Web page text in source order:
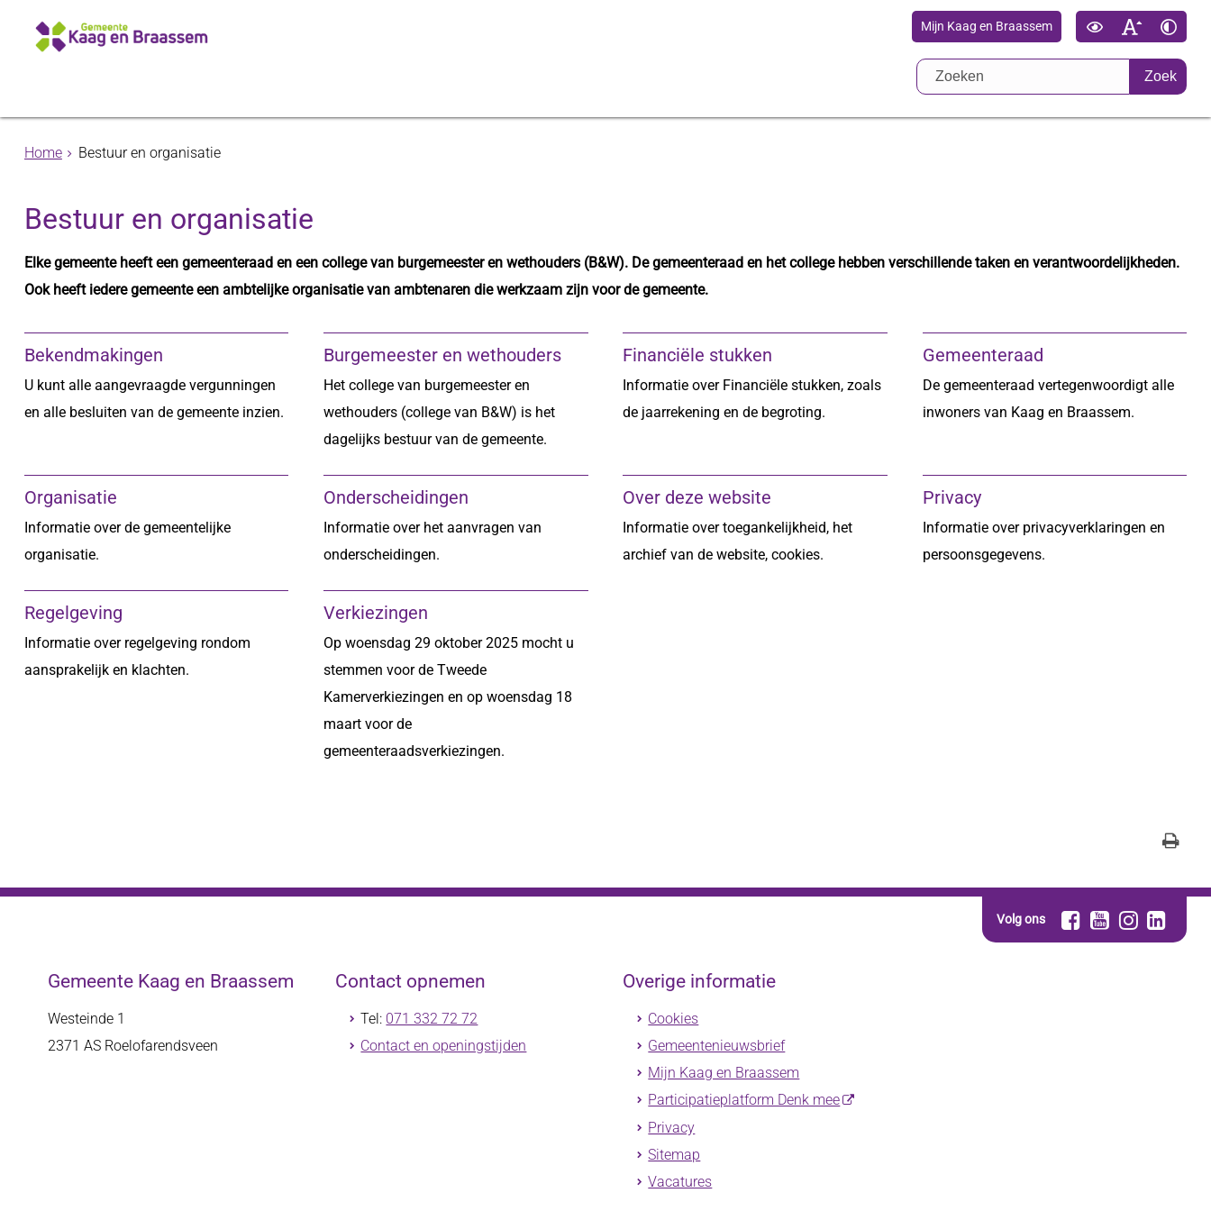
Mijn Kaag en Braassem
Zoek
Home Bestuur en organisatie
Bestuur en organisatie
Elke gemeente heeft een gemeenteraad en een college van burgemeester en wethouders (B&W). De gemeenteraad en het college hebben verschillende taken en verantwoordelijkheden.
Ook heeft iedere gemeente een ambtelijke organisatie van ambtenaren die werkzaam zijn voor de gemeente.
Bekendmakingen
U kunt alle aangevraagde vergunningen
en alle besluiten van de gemeente inzien.
Burgemeester en wethouders
Het college van burgemeester en
wethouders (college van B&W) is het
dagelijks bestuur van de gemeente.
Financiële stukken
Informatie over Financiële stukken, zoals
de jaarrekening en de begroting.
Gemeenteraad
De gemeenteraad vertegenwoordigt alle
inwoners van Kaag en Braassem.
Organisatie
Informatie over de gemeentelijke
organisatie.
Onderscheidingen
Informatie over het aanvragen van
onderscheidingen.
Over deze website
Informatie over toegankelijkheid, het
archief van de website, cookies.
Privacy
Informatie over privacyverklaringen en
persoonsgegevens.
Regelgeving
Informatie over regelgeving rondom
aansprakelijk en klachten.
Verkiezingen
Op woensdag 29 oktober 2025 mocht u
stemmen voor de Tweede
Kamerverkiezingen en op woensdag 18
maart voor de
gemeenteraadsverkiezingen.
Volg ons
Gemeente Kaag en Braassem
Westeinde 1
2371 AS Roelofarendsveen
Contact opnemen
Tel: 071 332 72 72
Contact en openingstijden
Overige informatie
Cookies
Gemeentenieuwsbrief
Mijn Kaag en Braassem
Participatieplatform Denk mee
Privacy
Sitemap
Vacatures